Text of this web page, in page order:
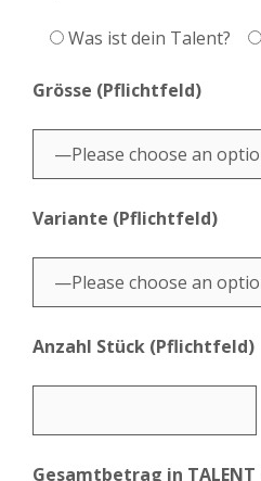
Was ist dein Talent?
Grösse (Pflichtfeld)
Variante (Pflichtfeld)
Anzahl Stück (Pflichtfeld)
Gesamtbetrag in